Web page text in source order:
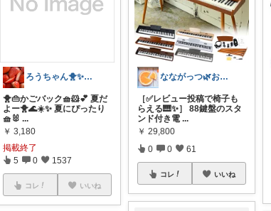
ろうちゃん🐥✨フォロワー様から購入💖
🐥👜かごバック🧺🐹💕 夏だ
よー🐥🌊☀️✨ 夏にぴったり
🧺🐰 ...
￥ 3,180
掲載終了
5 0 1537
コレ いいね
なながっつ🌿お得好き！コスパも大切💛
［✅レビュー投稿で椅子も
らえる🎹✨］ 88鍵盤のスタ
ンド付き電 ...
￥ 29,800
0 0 61
コレ いいね